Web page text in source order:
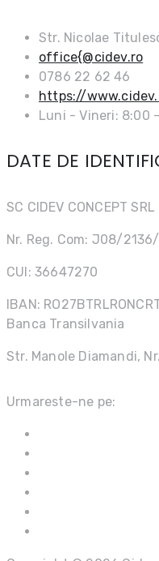
Str. Nicolae
office{@cidev.ro
0786 22 62 46
https://
Luni - Vineri: 8:00
DATE DE
SC CIDEV CONCEPT SRL
Nr. Reg. Com: J08/
CUI: 36647270
IBAN:
Banca Transilvania
Str. Manole Diamandi,
Urmareste-ne pe: